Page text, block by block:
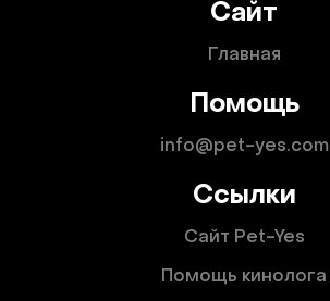
Сайт
Главная
Помощь
info@pet-yes.com
Ссылки
Сайт Pet-Yes
Помощь кинолога